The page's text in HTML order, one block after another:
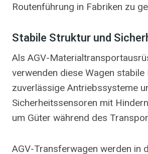
Routenführung in Fabriken zu
Stabile Struktur und
Als AGV-
verwenden diese Wagen stabile
zuverlässige Antriebssysteme
Sicherheitssensoren mit
um Güter während des
AGV-Transferwagen werden in